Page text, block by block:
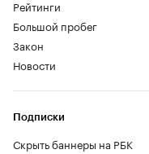
Рейтинги
Большой пробег
Закон
Новости
Подписки
Скрыть баннеры на РБК